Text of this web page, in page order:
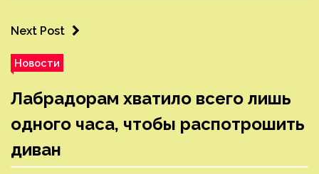
Next Post
Новости
Лабрадорам хватило всего лишь
одного часа, чтобы распотрошить
диван